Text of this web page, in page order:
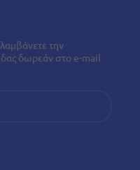
την
δωρεάν στο e-mail